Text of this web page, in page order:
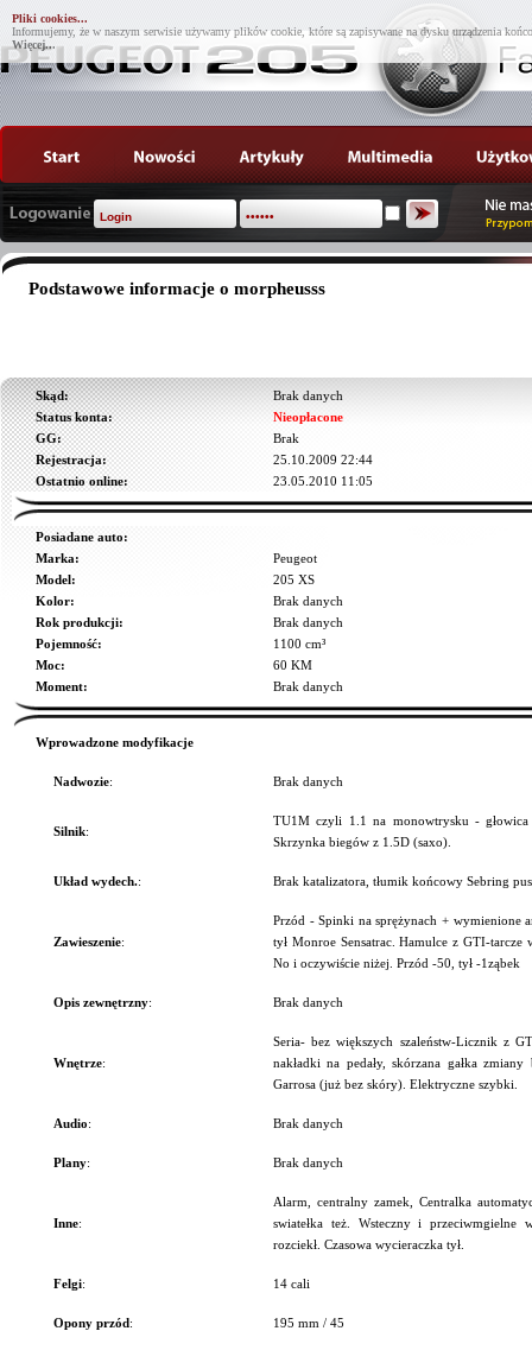
Pliki cookies...
Informujemy, że w naszym serwisie używamy plików cookie, które są zapisywane na dysku urządzenia
Więcej...
Podstawowe informacje o morpheusss
Skąd:
Brak danych
Status konta:
Nieopłacone
GG:
Brak
Rejestracja:
25.10.2009 22:44
Ostatnio online:
23.05.2010 11:05
Posiadane auto:
Marka:
Peugeot
Model:
205 XS
Kolor:
Brak danych
Rok produkcji:
Brak danych
Pojemność:
1100 cm³
Moc:
60 KM
Moment:
Brak danych
Wprowadzone modyfikacje
Nadwozie: Brak danych
Silnik:
TU1M czyli 1.1 na monowtrysku -
Skrzynka biegów z 1.5D (saxo).
Układ wydech.: Brak katalizatora, tłumik końcowy Sebring
Zawieszenie:
Przód - Spinki na sprężynach + wymienione
tył Monroe Sensatrac. Hamulce z GTI-
No i oczywiście niżej. Przód -50, tył -1ząbek
Opis zewnętrzny: Brak danych
Wnętrze:
Seria- bez większych szaleństw-Licznik z
nakładki na pedały, skórzana gałka
Garrosa (już bez skóry). Elektryczne szybki.
Audio: Brak danych
Plany: Brak danych
Inne:
Alarm, centralny zamek, Centralka
swiatełka też. Wsteczny i przeciwmgielne
rozciekł. Czasowa wycieraczka tył.
Felgi: 14 cali
Opony przód: 195 mm / 45